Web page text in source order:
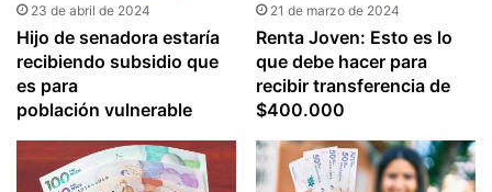
23 de abril de 2024
Hijo de senadora estaría
recibiendo subsidio que
es para
población vulnerable
21 de marzo de 2024
Renta Joven: Esto es lo
que debe hacer para
recibir transferencia de
$400.000